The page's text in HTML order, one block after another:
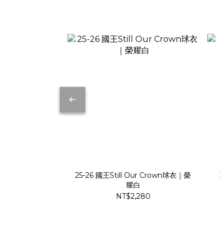
25-26 國王Still Our Crown球衣｜榮
耀白
NT$2,280